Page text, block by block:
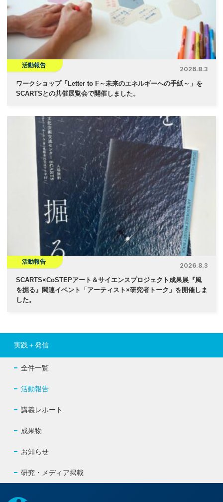
活動報告
2026.8.3
ワークショップ「Letter to F～未来のエネルギーへの手紙～」を
SCARTSとの共催展覧会で開催しました。
活動報告
2026.8.3
SCARTS×CoSTEPアート＆サイエンスプロジェクト成果展『風
を掘る』関連イベント「アーティスト×研究者トーク」を開催しま
した。
実践＋発信
全件一覧
活動報告
講義レポート
成果物
お知らせ
研究・メディア掲載